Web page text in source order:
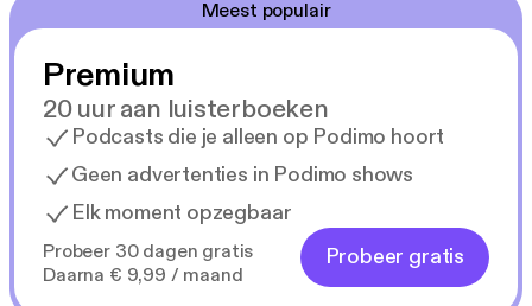
Meest populair
Premium
20 uur aan luisterboeken
Podcasts die je alleen op Podimo hoort
Geen advertenties in Podimo shows
Elk moment opzegbaar
Probeer 30 dagen gratis
Daarna € 9,99 / maand
Probeer gratis